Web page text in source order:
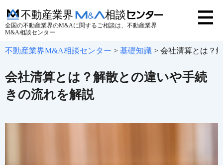
全国の不動産業界のM&Aに関するご相談は、不動産業界
M&A相談センター
不動産業界M&A相談センター > 基礎知識 > 会社清算とは？
会社清算とは？解散との違いや手続
きの流れを解説